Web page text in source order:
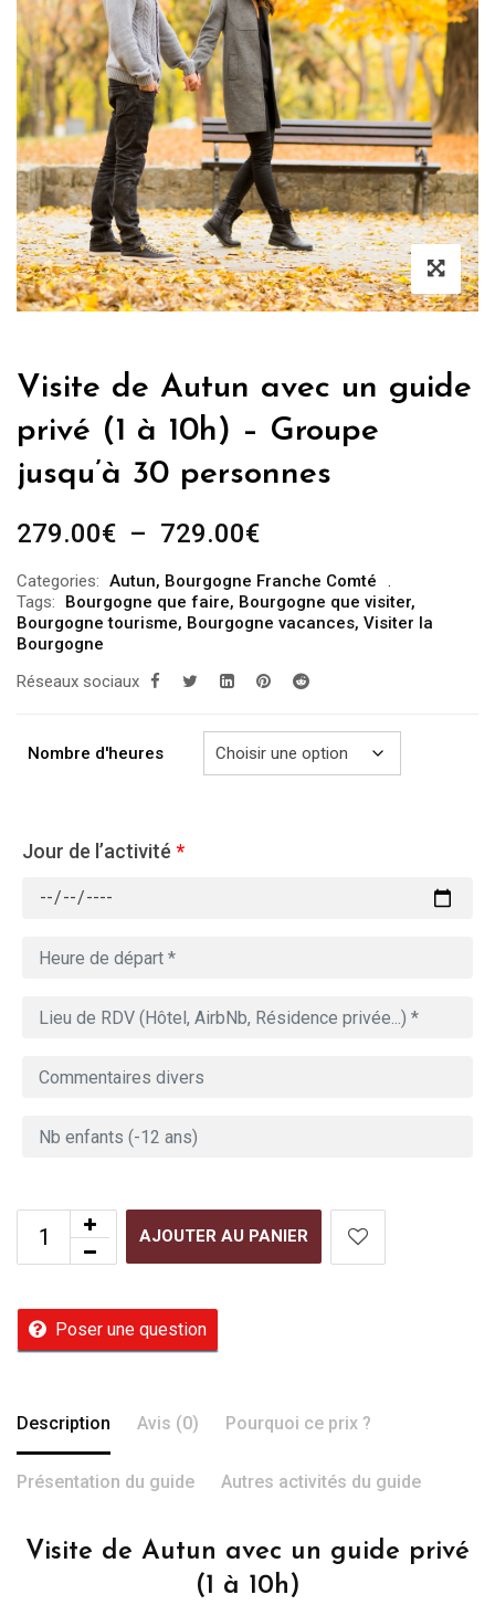
Visite de Autun avec un guide
privé (1 à 10h) – Groupe
jusqu’à 30 personnes
279.00€ – 729.00€Plage
prix :
279.00€
729.00€
Categories: Autun, Bourgogne Franche Comté
Tags:
Bourgogne que faire, Bourgogne que visiter,
Bourgogne tourisme, Bourgogne vacances, Visiter la
Bourgogne
Réseaux sociaux
Nombre d'heures
Jour de l’activité *
AJOUTER AU PANIER
Poser une question
Description Avis (0) Pourquoi ce prix ?
Présentation du guide Autres activités du guide
Visite de Autun avec un guide privé
(1 à 10h)